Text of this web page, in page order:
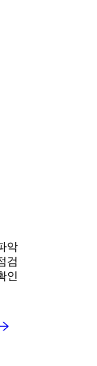
악
검
인